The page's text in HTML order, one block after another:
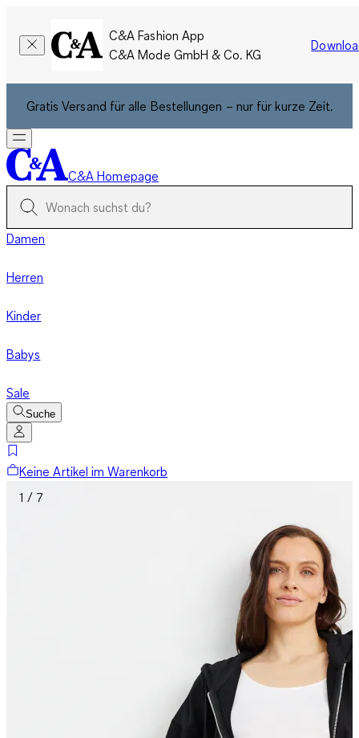
C&A Fashion App
C&A Mode GmbH & Co. KG
Gratis Versand für alle Bestellungen – nur für kurze Zeit.
C&A Homepage
Damen
Herren
Kinder
Babys
Sale
Suche
Keine Artikel im Warenkorb
1 / 7